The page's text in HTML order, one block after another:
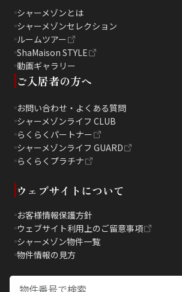
シャーメゾンとは
シャーメゾンセレクション
ルームツアー
ShaMaison STYLE
動画ギャラリー
ご入居者の方へ
お問い合わせ・よくある質問
シャーメゾンライフ CLUB
らくらくパートナー
シャーメゾンライフ GUARD
らくらくプラチナ
ウェブサイトについて
お客様情報保護方針
ウェブサイト利用上のご留意事項
シャーメゾン物件一覧
物件情報の見方